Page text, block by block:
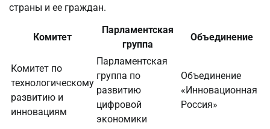
страны и ее граждан.
Комитет
Парламентская
группа
Объединение
Комитет по
технологическому
развитию и
инновациям
Парламентская
группа по
развитию
цифровой
экономики
Объединение
«Инновационная
Россия»